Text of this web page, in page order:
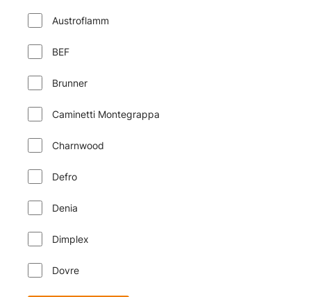
Austroflamm
BEF
Brunner
Caminetti Montegrappa
Charnwood
Defro
Denia
Dimplex
Dovre